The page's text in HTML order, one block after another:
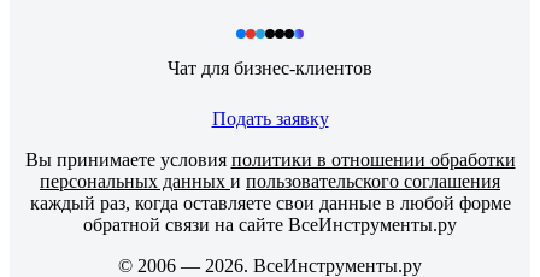
Чат для бизнес-клиентов
Подать заявку
Вы принимаете условия политики в отношении обработки
персональных данных и пользовательского соглашения
каждый раз, когда оставляете свои данные в любой форме
обратной связи на сайте ВсеИнструменты.ру
© 2006 — 2026. ВсеИнструменты.ру